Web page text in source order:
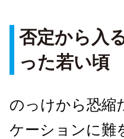
否定から入
った若い頃
のっけから恐縮
ケーションに難